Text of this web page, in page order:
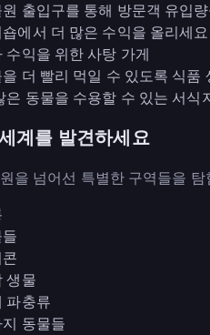
출입구를 통해 방문객 유입
에서 더 많은 수익을 올리세요
수익을 위한 사탕 가게
더 빨리 먹일 수 있도록 식품
은 동물을 수용할 수 있는 서식
계를 발견하세요
을 넘어선 특별한 구역들을 탐
생물
파충류
동물들